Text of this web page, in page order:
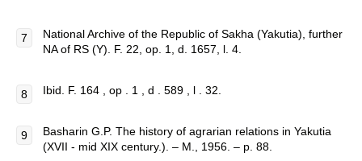
National Archive of the Republic of Sakha (Yakutia), further
NA of RS (Y). F. 22, op. 1, d. 1657, l. 4.
Ibid. F. 164 , op . 1 , d . 589 , l . 32.
Basharin G.P. The history of agrarian relations in Yakutia
(XVII - mid XIX century.). – M., 1956. – p. 88.